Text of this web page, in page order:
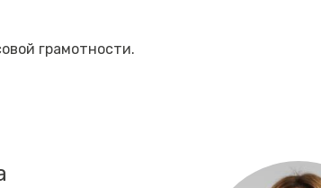
грамотности.